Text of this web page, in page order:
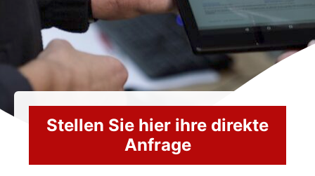
Stellen Sie hier ihre direkte
Anfrage